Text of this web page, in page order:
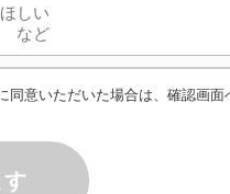
同意いただいた場合は、確認画面
す